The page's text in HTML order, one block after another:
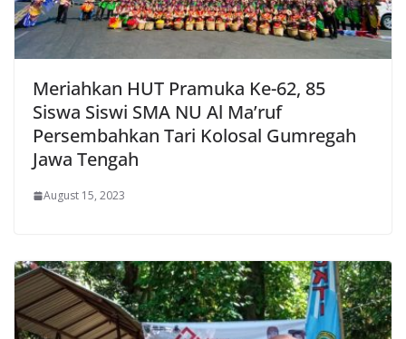
Meriahkan HUT Pramuka Ke-62, 85
Siswa Siswi SMA NU Al Ma’ruf
Persembahkan Tari Kolosal Gumregah
Jawa Tengah
August 15, 2023